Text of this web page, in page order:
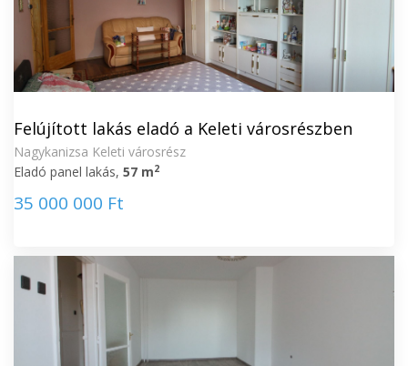
Felújított lakás eladó a Keleti városrészben
Nagykanizsa Keleti városrész
Eladó panel lakás, 57 m2
35 000 000 Ft